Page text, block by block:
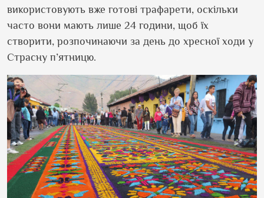
використовують вже готові трафарети, оскільки
часто вони мають лише 24 години, щоб їх
створити, розпочинаючи за день до хресної ходи у
Страсну п’ятницю.